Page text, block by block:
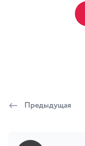
Предыдущая